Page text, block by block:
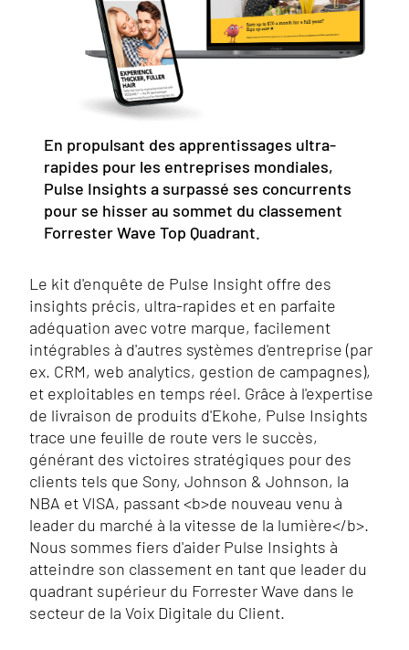
En propulsant des apprentissages ultra-
rapides pour les entreprises mondiales,
Pulse Insights a surpassé ses concurrents
pour se hisser au sommet du classement
Forrester Wave Top Quadrant.
Le kit d'enquête de Pulse Insight offre des
insights précis, ultra-rapides et en parfaite
adéquation avec votre marque, facilement
intégrables à d'autres systèmes d'entreprise (par
ex. CRM, web analytics, gestion de campagnes),
et exploitables en temps réel. Grâce à l'expertise
de livraison de produits d'Ekohe, Pulse Insights
trace une feuille de route vers le succès,
générant des victoires stratégiques pour des
clients tels que Sony, Johnson & Johnson, la
NBA et VISA, passant<b>de nouveau venu à
leader du marché à la vitesse de la lumière</b>.
Nous sommes fiers d'aider Pulse Insights à
atteindre son classement en tant que leader du
quadrant supérieur du Forrester Wave dans le
secteur de la Voix Digitale du Client.